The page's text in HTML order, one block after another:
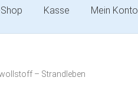
Kasse Mein Konto
– Strandleben